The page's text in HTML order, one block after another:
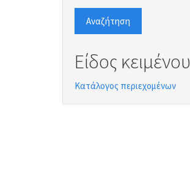
Αναζήτηση
Είδος κειμένου
Κατάλογος περιεχομένων